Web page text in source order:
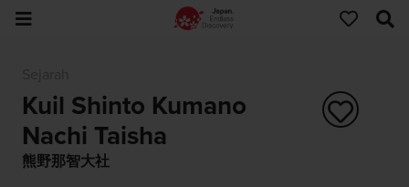
Kuil Shinto Kumano
Nachi Taisha
熊野那智大社